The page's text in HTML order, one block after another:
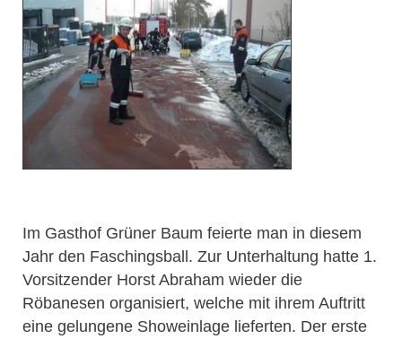
Im Gasthof Grüner Baum feierte man in diesem
Jahr den Faschingsball. Zur Unterhaltung hatte 1.
Vorsitzender Horst Abraham wieder die
Röbanesen organisiert, welche mit ihrem Auftritt
eine gelungene Showeinlage lieferten. Der erste